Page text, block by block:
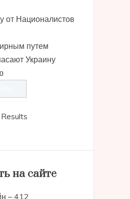
от Националистов
путем
Украину
на сайте
– 412